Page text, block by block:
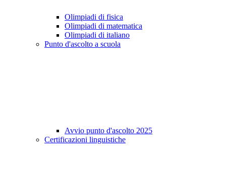
Olimpiadi di fisica
Olimpiadi di matematica
Olimpiadi di italiano
Punto d'ascolto a scuola
Avvio punto d'ascolto 2025
Certificazioni linguistiche